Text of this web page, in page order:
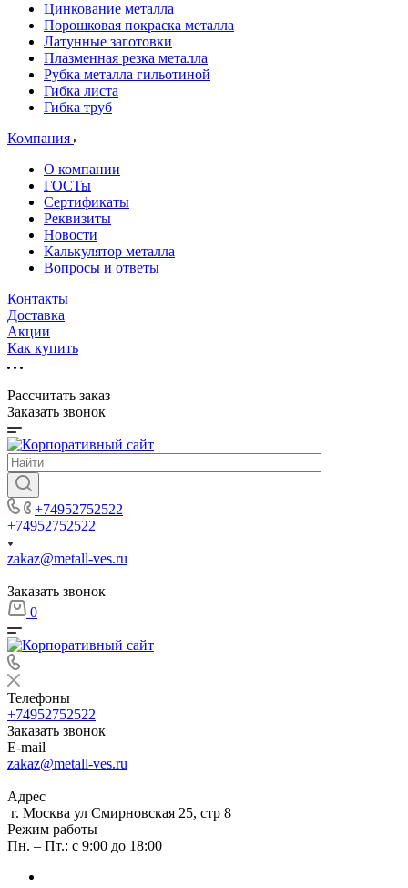
Цинкование металла
Порошковая покраска металла
Латунные заготовки
Плазменная резка металла
Рубка металла гильотиной
Гибка листа
Гибка труб
Компания
О компании
ГОСТы
Сертификаты
Реквизиты
Новости
Калькулятор металла
Вопросы и ответы
Контакты
Доставка
Акции
Как купить
Рассчитать заказ
Заказать звонок
+74952752522
+74952752522
zakaz@metall-ves.ru
Заказать звонок
0
Телефоны
+74952752522
Заказать звонок
E-mail
zakaz@metall-ves.ru
Адрес
г. Москва ул Смирновская 25, стр 8
Режим работы
Пн. – Пт.: с 9:00 до 18:00